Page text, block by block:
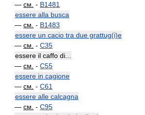
— см. - B1481
essere alla busca
— см. - B1483
essere un cacio tra due grattug(i)e
— см. - C35
essere il caffo di...
— см. - C55
essere in cagione
— см. - C61
essere alle calcagna
— см. - C95